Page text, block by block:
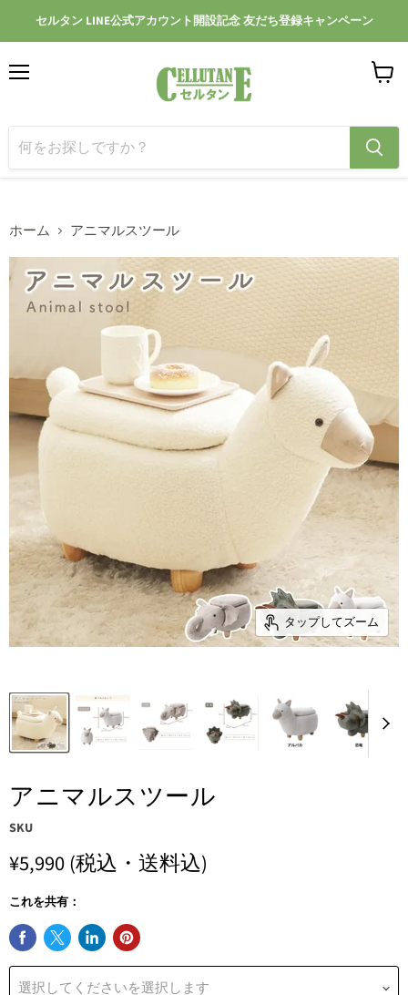
セルタン LINE公式アカウント開設記念 友だち登録キャンペーン
ー
見
ホーム アニマルスツール
タップしてズーム
アニマルスツール
SKU
¥5,990(税込・送料込)
これを共有：
選択してくださいを選択します